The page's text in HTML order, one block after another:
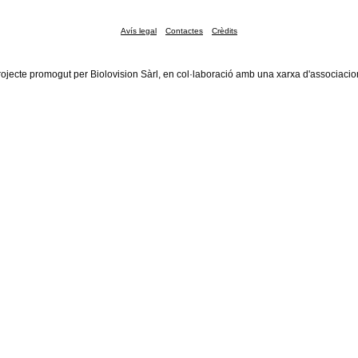
Avís legal Contactes Crèdits
promogut per Biolovision Sàrl, en col·laboració amb una xarxa